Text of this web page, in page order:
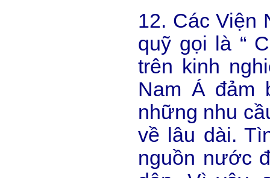
12. Các Viện
quỹ gọi là “
trên kinh
Nam Á đảm
những nhu
về lâu dài.
nguồn nước